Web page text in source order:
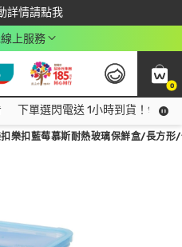
詳情請點我
高回饋$350
上服務
0
下單選閃電送 1小時到貨！領神
樂扣藍莓慕斯耐熱玻璃保鮮盒/長方